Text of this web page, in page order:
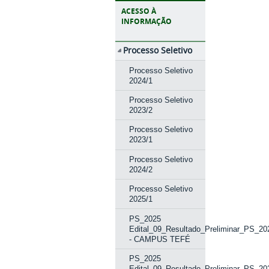
ACESSO À
INFORMAÇÃO
Processo Seletivo
Processo Seletivo
2024/1
Processo Seletivo
2023/2
Processo Seletivo
2023/1
Processo Seletivo
2024/2
Processo Seletivo
2025/1
PS_2025
- CAMPUS TEFÉ
PS_2025